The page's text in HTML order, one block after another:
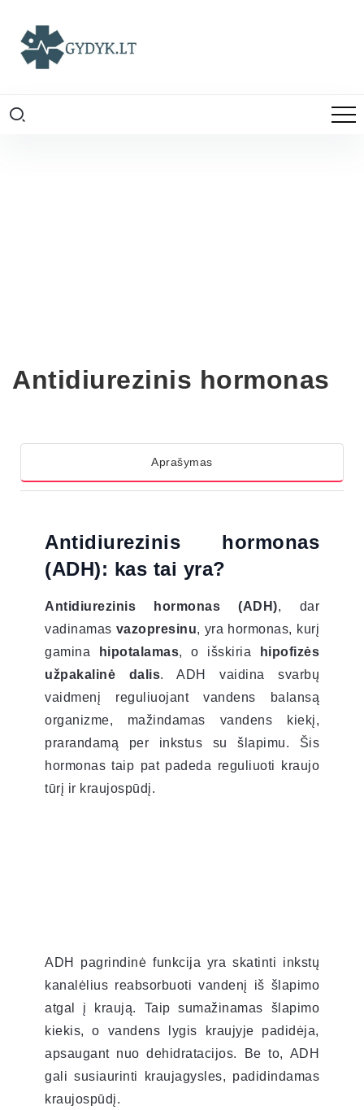
Antidiurezinis hormonas
Aprašymas
Antidiurezinis hormonas
(ADH): kas tai yra?
Antidiurezinis hormonas (ADH), dar
vadinamas vazopresinu, yra hormonas, kurį
gamina
hipotalamas, o išskiria
hipofizės
užpakalinė dalis. ADH vaidina svarbų
vaidmenį reguliuojant vandens balansą
organizme, mažindamas vandens kiekį,
prarandamą per inkstus su šlapimu. Šis
hormonas taip pat padeda reguliuoti kraujo
tūrį ir kraujospūdį.
ADH pagrindinė funkcija yra skatinti inkstų
kanalėlius reabsorbuoti vandenį iš šlapimo
atgal į kraują. Taip sumažinamas šlapimo
kiekis, o vandens lygis kraujyje padidėja,
apsaugant nuo dehidratacijos. Be to, ADH
gali susiaurinti kraujagysles, padidindamas
kraujospūdį.